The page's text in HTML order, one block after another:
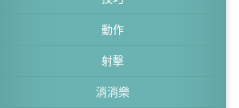
動作
射擊
消消樂